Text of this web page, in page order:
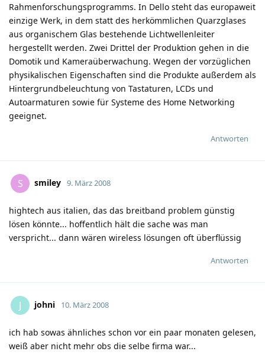
Rahmenforschungsprogramms. In Dello steht das europaweit
einzige Werk, in dem statt des herkömmlichen Quarzglases
aus organischem Glas bestehende Lichtwellenleiter
hergestellt werden. Zwei Drittel der Produktion gehen in die
Domotik und Kameraüberwachung. Wegen der vorzüglichen
physikalischen Eigenschaften sind die Produkte außerdem als
Hintergrundbeleuchtung von Tastaturen, LCDs und
Autoarmaturen sowie für Systeme des Home Networking
geeignet.
Antworten
S smiley 9. März 2008
hightech aus italien, das das breitband problem günstig
lösen könnte... hoffentlich hält die sache was man
verspricht... dann wären wireless lösungen oft überflüssig
Antworten
J johni 10. März 2008
ich hab sowas ähnliches schon vor ein paar monaten gelesen,
weiß aber nicht mehr obs die selbe firma war...